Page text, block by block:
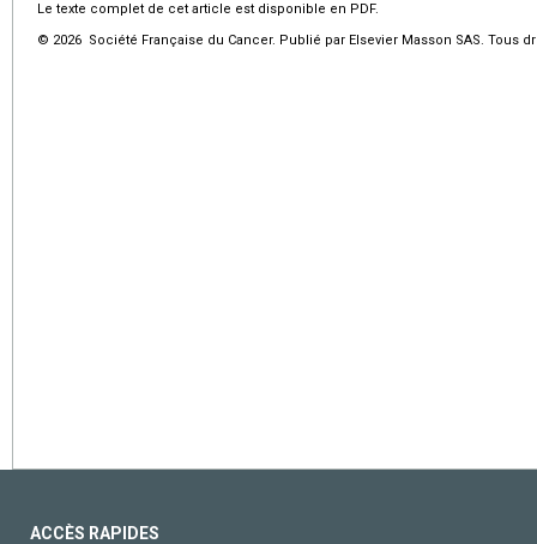
Le texte complet de cet article est disponible en PDF.
© 2026 Société Française du Cancer. Publié par Elsevier Masson SAS. Tous
ACCÈS RAPIDES